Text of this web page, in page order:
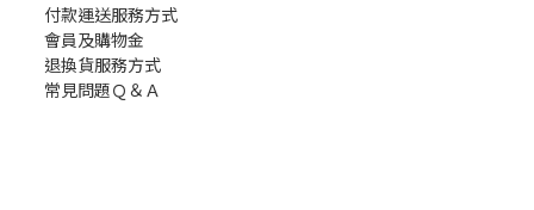
付款運送服務方式
會員及購物金
退換貨服務方式
常見問題Ｑ＆Ａ